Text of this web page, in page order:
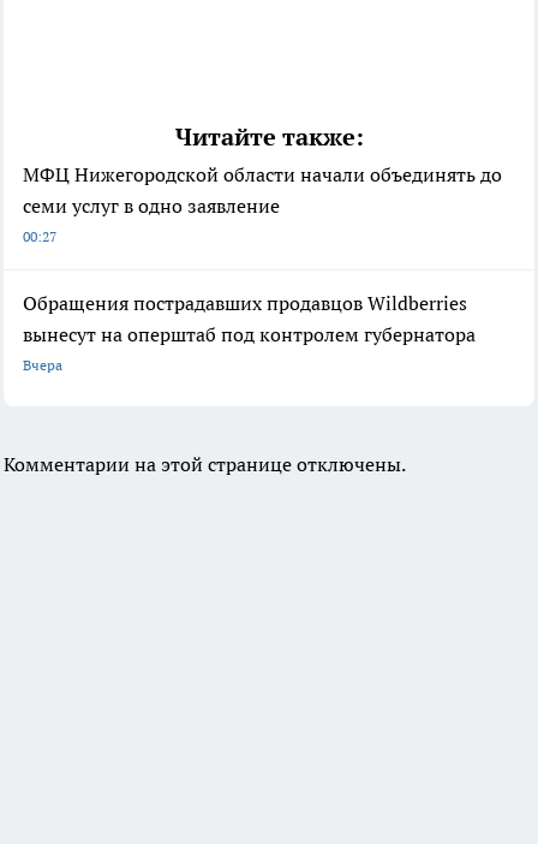
Читайте также:
МФЦ Нижегородской области начали объединять до
семи услуг в одно заявление
00:27
Обращения пострадавших продавцов Wildberries
вынесут на оперштаб под контролем губернатора
Вчера
Комментарии на этой странице отключены.